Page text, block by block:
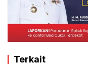
Terkait